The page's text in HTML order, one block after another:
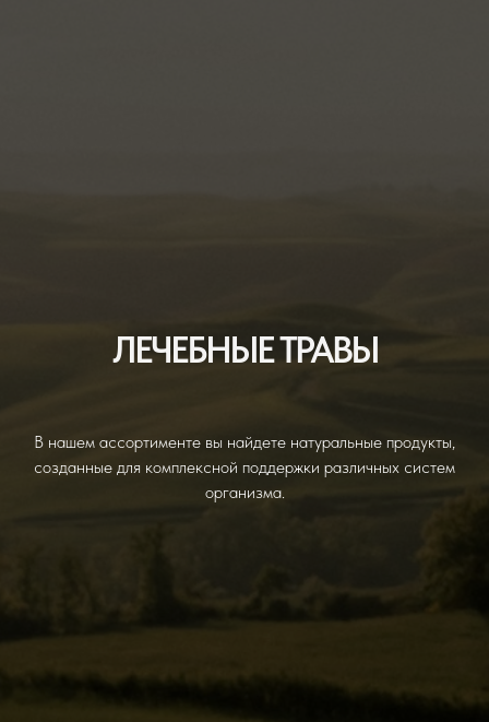
ЛЕЧЕБНЫЕ ТРАВЫ
В нашем ассортименте вы найдете натуральные продукты,
созданные для комплексной поддержки различных систем
организма.